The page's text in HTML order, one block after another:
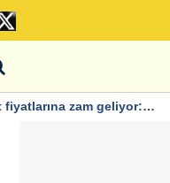
fiyatlarına zam geliyor: